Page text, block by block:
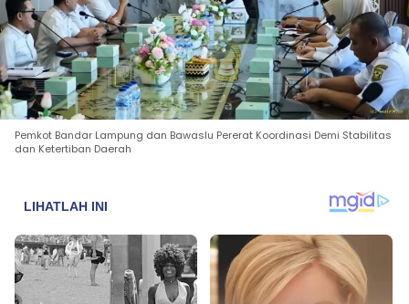
Pemkot Bandar Lampung dan Bawaslu Pererat Koordinasi Demi Stabilitas
dan Ketertiban Daerah